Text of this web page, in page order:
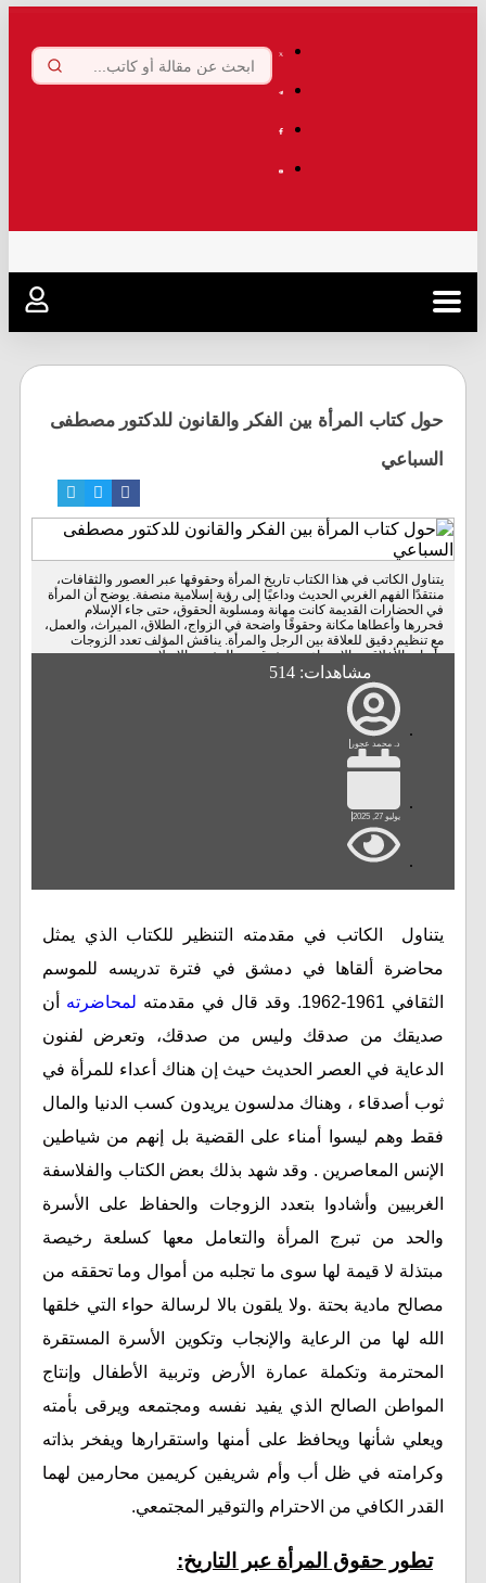
حول كتاب المرأة بين الفكر والقانون للدكتور مصطفى
السباعي
يتناول الكاتب في هذا الكتاب تاريخ المرأة وحقوقها عبر العصور والثقافات،
منتقدًا الفهم الغربي الحديث وداعيًا إلى رؤية إسلامية منصفة. يوضح أن المرأة
في الحضارات القديمة كانت مهانة ومسلوبة الحقوق، حتى جاء الإسلام
فحررها وأعطاها مكانة وحقوقًا واضحة في الزواج، الطلاق، الميراث، والعمل،
مع تنظيم دقيق للعلاقة بين الرجل والمرأة. يناقش المؤلف تعدد الزوجات
وأبعاده الأخلاقية والاجتماعية، ويفرق بين المفهوم الإسلامي ...
د. محمد عجور
يوليو 27, 2025
مشاهدات: 514
يتناول الكاتب في مقدمته التنظير للكتاب الذي يمثل
محاضرة ألقاها في دمشق في فترة تدريسه للموسم
الثقافي 1961-1962. وقد قال في مقدمته
لمحاضرته أن
صديقك من صدقك وليس من صدقك، وتعرض لفنون
الدعاية في العصر الحديث حيث إن هناك أعداء للمرأة في
ثوب أصدقاء ، وهناك مدلسون يريدون كسب الدنيا والمال
فقط وهم ليسوا أمناء على القضية بل إنهم من شياطين
الإنس المعاصرين . وقد شهد بذلك بعض الكتاب والفلاسفة
الغربيين وأشادوا بتعدد الزوجات والحفاظ على الأسرة
والحد من تبرج المرأة والتعامل معها كسلعة رخيصة
مبتذلة لا قيمة لها سوى ما تجلبه من أموال وما تحققه من
مصالح مادية بحتة .ولا يلقون بالا لرسالة حواء التي خلقها
الله لها من الرعاية والإنجاب وتكوين الأسرة المستقرة
المحترمة وتكملة عمارة الأرض وتربية الأطفال وإنتاج
المواطن الصالح الذي يفيد نفسه ومجتمعه ويرقى بأمته
ويعلي شأنها ويحافظ على أمنها واستقرارها ويفخر بذاته
وكرامته في ظل أب وأم شريفين كريمين محارمين لهما
القدر الكافي من الاحترام والتوقير المجتمعي.
تطور حقوق المرأة عبر التاريخ: